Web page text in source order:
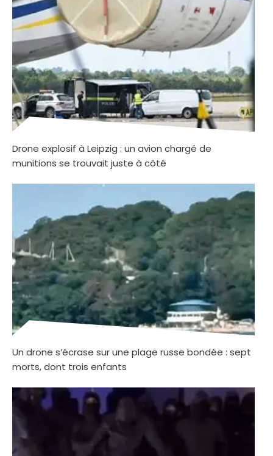
Drone explosif à Leipzig : un avion chargé de
munitions se trouvait juste à côté
Un drone s’écrase sur une plage russe bondée : sept
morts, dont trois enfants